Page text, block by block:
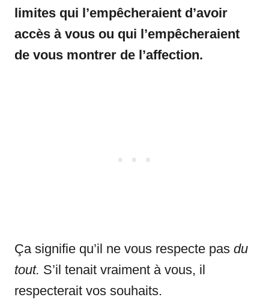
limites qui l’empêcheraient d’avoir
accès à vous ou qui l’empêcheraient
de vous montrer de l’affection.
Ça signifie qu’il ne vous respecte pas du
tout. S’il tenait vraiment à vous, il
respecterait vos souhaits.